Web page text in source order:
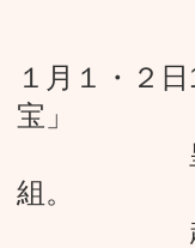
１月１・２
宝」
皇室所蔵
組。
超精密な